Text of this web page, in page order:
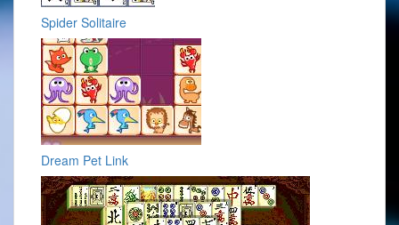
Spider Solitaire
Dream Pet Link